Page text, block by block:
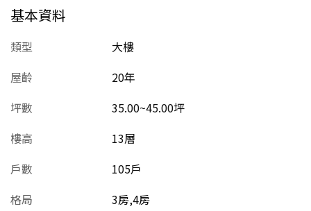
基本資料
類型
大樓
屋齡
20年
坪數
35.00~45.00坪
樓高
13層
戶數
105戶
格局
3房,4房